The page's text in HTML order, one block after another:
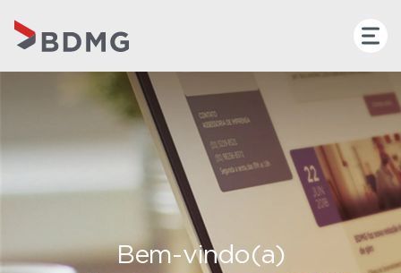
Bem-vindo(a)